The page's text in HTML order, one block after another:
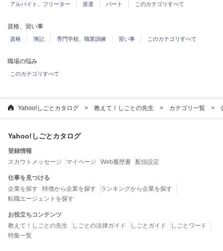
アルバイト、フリーター 派遣 パート このカテゴリすべて
資格、習い事
資格 簿記 専門学校、職業訓練 習い事 このカテゴリすべて
職場の悩み
このカテゴリすべて
Yahoo!しごとカタログ 教えて！しごとの先生 カテゴリ一覧
Yahoo!しごとカタログ
登録情報
スカウトメッセージ
マイページ Web履歴書 配信設定
仕事を見つける
企業を探す
特徴から企業を探す
ランキングから企業を探す
転職エージェントを探す
お役立ちコンテンツ
教えて！しごとの先生
しごとの法律ガイド しごとガイド
しごとワード
特集一覧